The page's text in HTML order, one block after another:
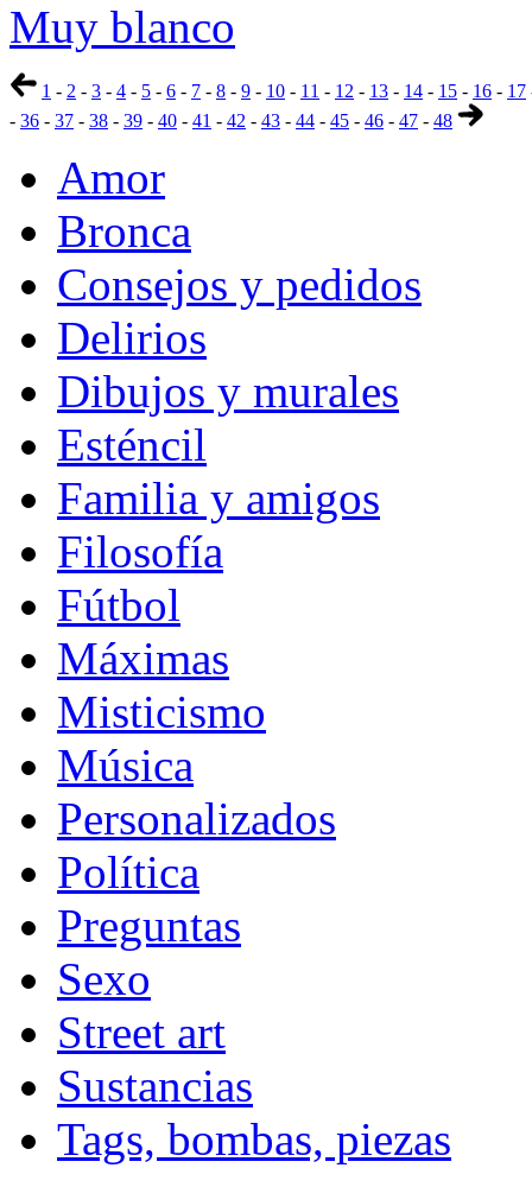
Muy blanco
1 - 2 - 3 - 4 - 5 - 6 - 7 - 8 - 9 - 10 - 11 - 12 - 13 - 14 - 15 - 16 - 17
- 36 - 37 - 38 - 39 - 40 - 41 - 42 - 43 - 44 - 45 - 46 - 47 - 48
Amor
Bronca
Consejos y pedidos
Delirios
Dibujos y murales
Esténcil
Familia y amigos
Filosofía
Fútbol
Máximas
Misticismo
Música
Personalizados
Política
Preguntas
Sexo
Street art
Sustancias
Tags, bombas, piezas